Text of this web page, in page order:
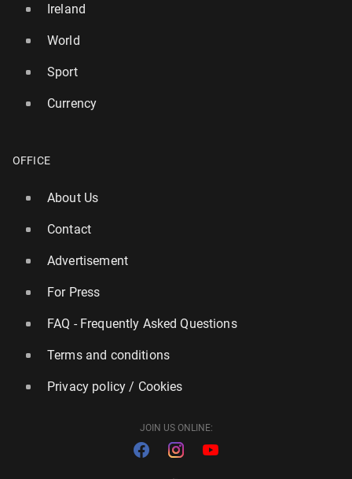
Ireland
World
Sport
Currency
OFFICE
About Us
Contact
Advertisement
For Press
FAQ - Frequently Asked Questions
Terms and conditions
Privacy policy / Cookies
JOIN US ONLINE: